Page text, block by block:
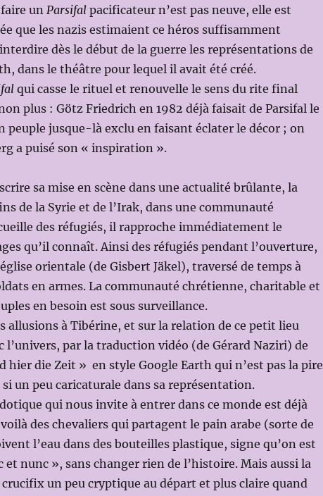
un Parsifalpacificateur n’est pas neuve, elle est
que les nazis estimaient ce héros suffisamment
dès le début de la guerre les représentations de
dans le théâtre pour lequel il avait été créé.
qui casse le rituel et renouvelle le sens du rite final
plus : Götz Friedrich en 1982 déjà faisait de Parsifal le
peuple jusque-là exclu en faisant éclater le décor ; on
a puisé son « inspiration ».
sa mise en scène dans une actualité brûlante, la
de la Syrie et de l’Irak, dans une communauté
des réfugiés, il rapproche immédiatement le
qu’il connaît. Ainsi des réfugiés pendant l’ouverture,
orientale (de Gisbert Jäkel), traversé de temps à
en armes. La communauté chrétienne, charitable et
en besoin est sous surveillance.
allusions à Tibérine, et sur la relation de ce petit lieu
l’univers, par la traduction vidéo (de Gérard Naziri) de
hier die Zeit » en style Google Earth qui n’est pas la pire
si un peu caricaturale dans sa représentation.
qui nous invite à entrer dans ce monde est déjà
des chevaliers qui partagent le pain arabe (sorte de
l’eau dans des bouteilles plastique, signe qu’on est
et nunc », sans changer rien de l’histoire. Mais aussi la
un peu cryptique au départ et plus claire quand